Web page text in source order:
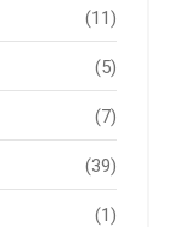
(11)
(5)
(7)
(39)
(1)